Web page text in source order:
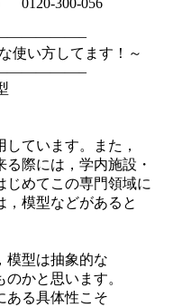
0120-300-056
使い方してます！～
ています。また，
際には，学内施設・
じめてこの専門領域に
，模型などがあると
模型は抽象的な
かと思います。
ある具体性こそ